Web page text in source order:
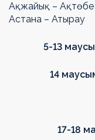
Ақжайық – Ақтөбе
Астана – Атырау
5-13
14
17-18